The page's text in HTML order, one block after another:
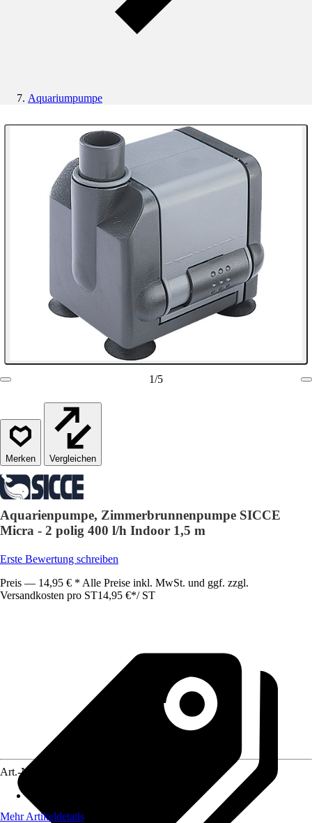
Aquariumpumpe
1/5
Vergleichen
Aquarienpumpe, Zimmerbrunnenpumpe SICCE
Micra - 2 polig 400 l/h Indoor 1,5 m
Erste Bewertung schreiben
Preis — 14,95 € * Alle Preise inkl. MwSt. und ggf. zzgl.
Versandkosten pro ST14,95 €*/ ST
Art.-Nr.
Mehr Artikeldetails